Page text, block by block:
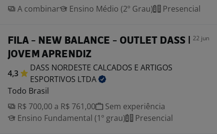
A combinar
Ensino Médio (2º Grau) Presencial
FILA - NEW BALANCE - OUTLET DASS |
JOVEM APRENDIZ
22 jun
4,3
DASS NORDESTE CALCADOS E ARTIGOS
ESPORTIVOS LTDA
Todo Brasil
R$ 700,00 a R$ 761,00
Sem experiência
Ensino Fundamental (1º grau)
Presencial